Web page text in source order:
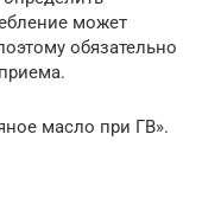
может
обязательно
масло при ГВ».